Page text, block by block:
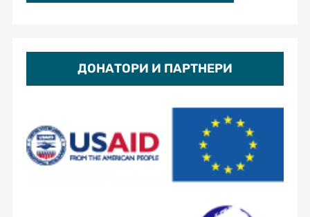
ДОНАТОРИ И ПАРТНЕРИ